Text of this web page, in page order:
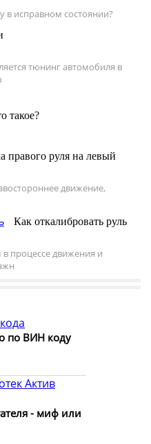
в исправном состоянии?
тюнинг автомобиля в
такое?
правого руля на левый
движение,
Как откалибровать руль
процессе движения и
по ВИН коду
- миф или